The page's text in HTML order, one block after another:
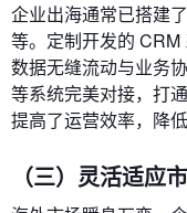
企业出海通常已搭建
等。定制开发的
数据无缝流动与业务
等系统完美对接，打
提高了运营效率，降
（三）灵活适应